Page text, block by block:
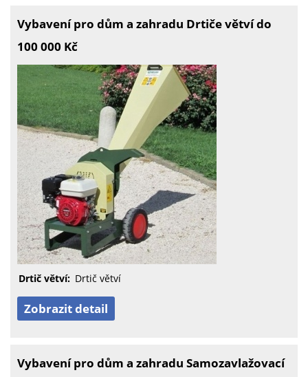
Vybavení pro dům a zahradu Drtiče větví do
100 000 Kč
Drtič větví: Drtič větví
Zobrazit detail
Vybavení pro dům a zahradu Samozavlažovací